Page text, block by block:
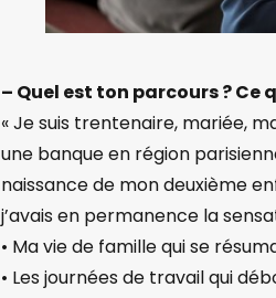
– Quel est ton parcours ? Ce
« Je suis trentenaire, mariée,
une banque en région
naissance de mon deuxième
j’avais en permanence la
• Ma vie de famille qui se
• Les journées de travail qui